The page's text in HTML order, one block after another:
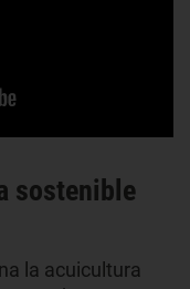
sostenible
la acuicultura